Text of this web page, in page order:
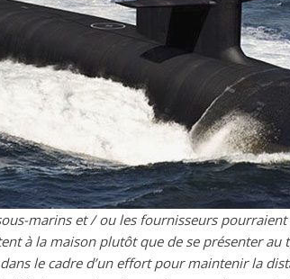
marins et / ou les fournisseurs
à la maison plutôt que de se présenter au
le cadre d’un effort pour maintenir la